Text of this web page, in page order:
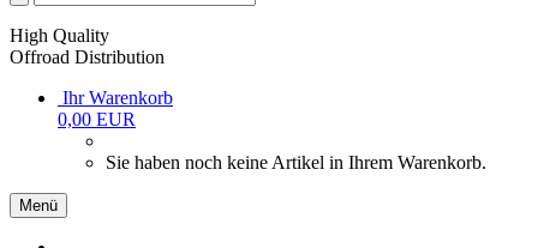
High Quality
Offroad Distribution
Ihr Warenkorb
0,00 EUR
Sie haben noch keine Artikel in Ihrem Warenkorb.
Menü